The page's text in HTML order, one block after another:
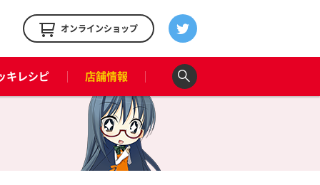
オンラインショップ
キレシピ 店舗情報